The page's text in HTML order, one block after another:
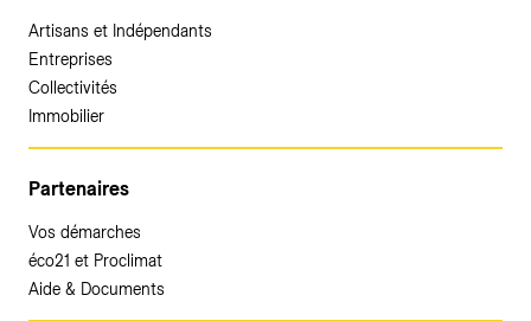
Artisans et Indépendants
Entreprises
Collectivités
Immobilier
Partenaires
Vos démarches
éco21 et Proclimat
Aide & Documents